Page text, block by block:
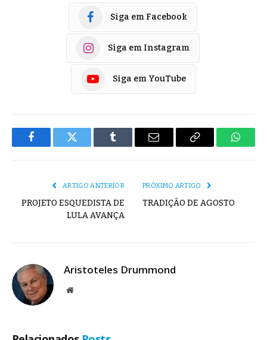
Siga em Facebook
Siga em Instagram
Siga em YouTube
FacebookTwitter Tumblr
E-
Copiar
ARTIGO ANTERIOR
PROJETO ESQUEDISTA DE
LULA AVANÇA
PRÓXIMO ARTIGO
TRADIÇÃO DE AGOSTO
Aristoteles Drummond
Site